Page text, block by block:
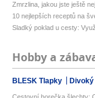
Zmrzlina, jakou jste ještě
10 nejlepších receptů na
Sladký poklad u cesty:
Hobby a
BLESK Tlapky